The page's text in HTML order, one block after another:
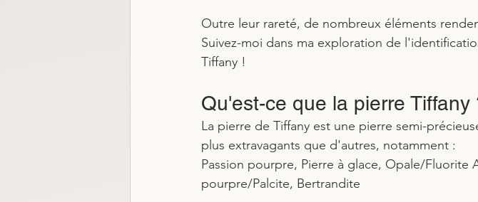
Outre leur rareté, de nombreux éléments
Suivez-moi dans ma exploration de
Tiffany !
Qu'est-ce que la pierre Tiffany
La pierre de Tiffany est une pierre semi-
plus extravagants que d'autres, notamment :
Passion pourpre, Pierre à glace, Opale/Fluorite
pourpre/Palcite, Bertrandite